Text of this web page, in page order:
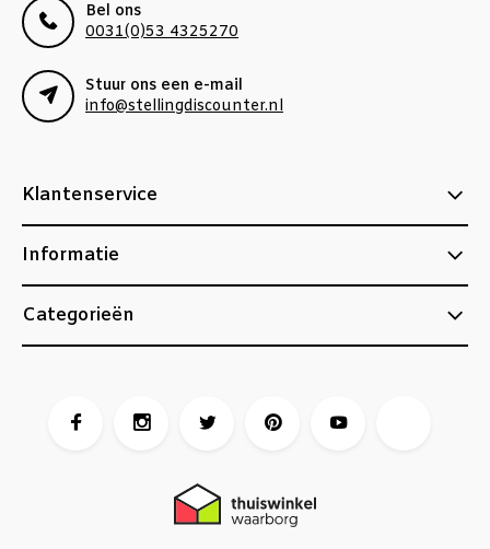
Bel ons
0031(0)53 4325270
Stuur ons een e-mail
info@stellingdiscounter.nl
Klantenservice
Informatie
Categorieën